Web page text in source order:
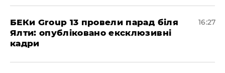
БЕКи Group 13 провели парад біля
Ялти: опубліковано ексклюзивні
кадри
16:27